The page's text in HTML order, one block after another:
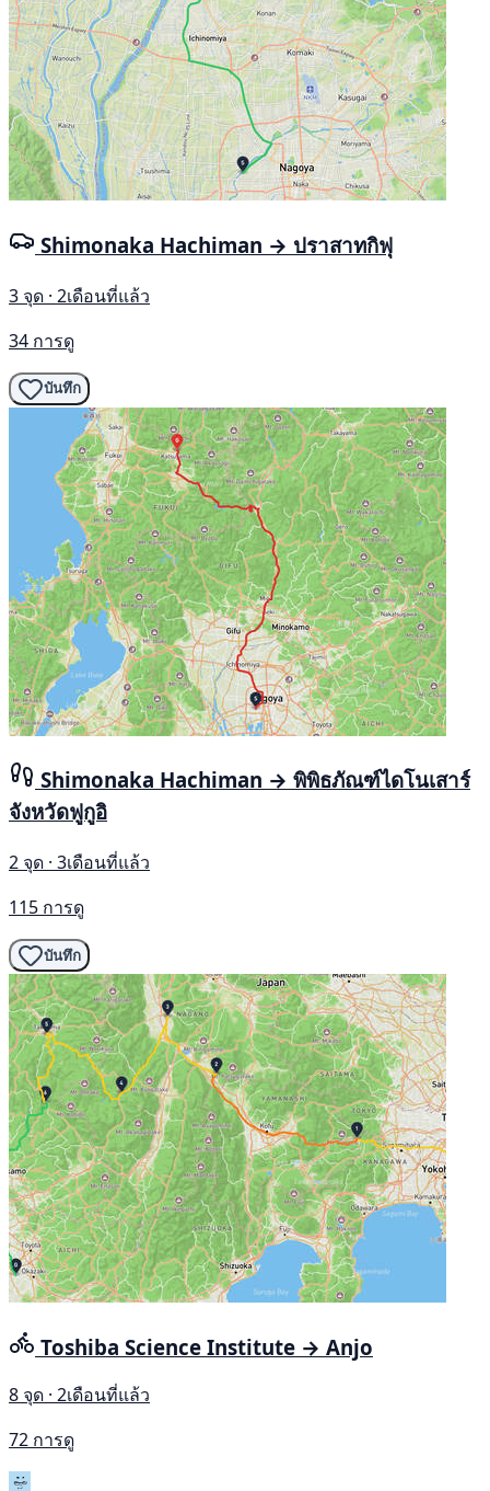
Shimonaka Hachiman → ปราสาทกิฟุ
3 จุด · 2เดือนที่แล้ว
34 การดู
บันทึก
Shimonaka Hachiman → พิพิธภัณฑ์ไดโนเสาร์
จังหวัดฟูกูอิ
2 จุด · 3เดือนที่แล้ว
115 การดู
บันทึก
Toshiba Science Institute → Anjo
8 จุด · 2เดือนที่แล้ว
72 การดู